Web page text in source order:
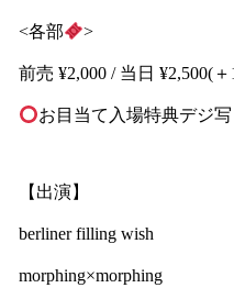
<各部 >
前売 ¥2,000 / 当日 ¥2,500(
お目当て入場特典デジ
【出演】
berliner filling wish
morphing×morphing